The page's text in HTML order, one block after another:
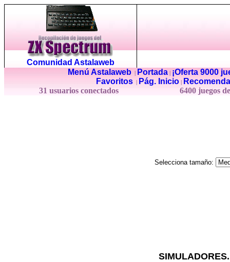
Comunidad Astalaweb
Menú Astalaweb| Portada|
¡Oferta 9000
Favoritos
Pág. Inicio
31 usuarios conectados
6400 juegos
Selecciona tamaño: